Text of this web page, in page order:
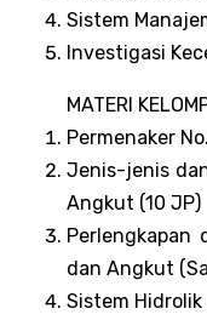
Sistem
Investigasi
MATERI
Permenaker
Jenis-jenis
Angkut (10 JP)
Perlengkapan
dan Angkut
Sistem